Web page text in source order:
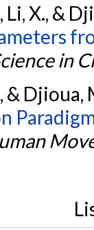
Li, X., &
in
& Djioua,